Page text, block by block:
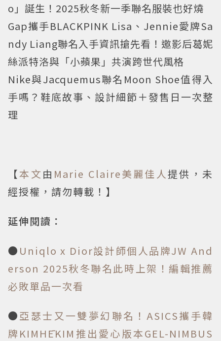
o」誕生！2025秋冬新一季聯名服裝也好燒
Gap攜手BLACKPINK Lisa、Jennie愛牌Sa
ndy Liang聯名入手資訊搶先看！邀影后葛妮
絲派特洛與「小蘋果」共演跨世代風格
Nike與Jacquemus聯名Moon Shoe值得入
手嗎？鞋底故事、設計細節＋發售日一次整
理
【本文 由 Marie Claire美麗佳人提供，未
經授權，請勿轉載！】
延伸閱讀：
● Uniqlo x Dior設計師個人品牌JW And
erson 2025秋冬聯名此時上架！編輯推薦
必敗單品一次看
●亞瑟士又一雙夢幻聯名！ASICS攜手韓
牌KIMHĒKIM推出愛心版本GEL-NIMBUS